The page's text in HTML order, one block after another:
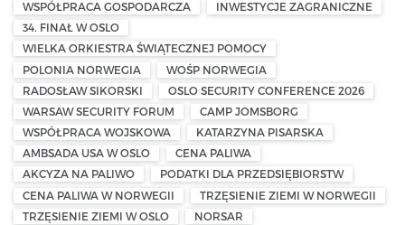
WSPÓŁPRACA GOSPODARCZA
INWESTYCJE ZAGRANICZNE
34. FINAŁ W OSLO
WIELKA ORKIESTRA ŚWIĄTECZNEJ POMOCY
POLONIA NORWEGIA
WOŚP NORWEGIA
RADOSŁAW SIKORSKI
OSLO SECURITY CONFERENCE 2026
WARSAW SECURITY FORUM
CAMP JOMSBORG
WSPÓŁPRACA WOJSKOWA
KATARZYNA PISARSKA
AMBSADA USA W OSLO
CENA PALIWA
AKCYZA NA PALIWO
PODATKI DLA PRZEDSIĘBIORSTW
CENA PALIWA W NORWEGII
TRZĘSIENIE ZIEMI W NORWEGII
TRZĘSIENIE ZIEMI W OSLO
NORSAR